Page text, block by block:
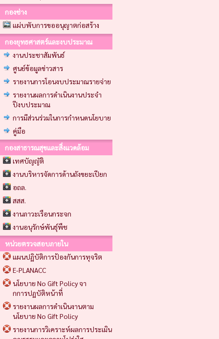
กองช่าง
แผ่บพับการขออนุญาตก่อสร้าง
กองยุทธศาสตร์และงบประมาณ
งานประชาสัมพันธ์
ศูนย์ข้อมูลข่าวสาร
รายงานการโอนงบประมาณรายจ่าย
รายงานผลการดำเนินงานประจำ
ปีงบประมาณ
การมีส่วนร่วมในการกำหนดนโยบาย
คู่มือ
กองสาธารณสุขและสิ่งแวดล้อม
เทศบัญญัติ
งานบริหารจัดการด้านถังขยะเปียก
อถล.
สสส.
งานภาวะเรือนกระจก
งานอนุรักษ์พันธุ์พืช
หน่วยตรวจสอบภายใน
แผนปฏิบัติการป้องกันการทุจริต
E-PLANACC
นโยบาย No Gift Policy จา
กการปฏบัติหน้าที่
รายงานผลการดำเนินงานตาม
นโยบาย No Gift Policy
รายงานการวิเคราะห์ผลการประเมิน